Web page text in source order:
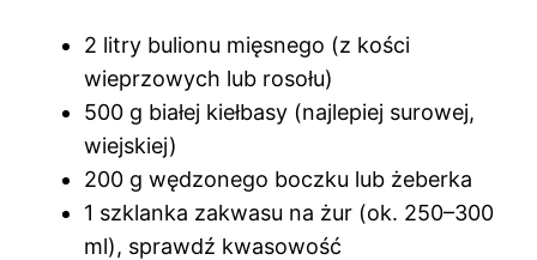
2 litry bulionu mięsnego (z kości
wieprzowych lub rosołu)
500 g białej kiełbasy (najlepiej surowej,
wiejskiej)
200 g wędzonego boczku lub żeberka
1 szklanka zakwasu na żur (ok. 250–300
ml), sprawdź kwasowość